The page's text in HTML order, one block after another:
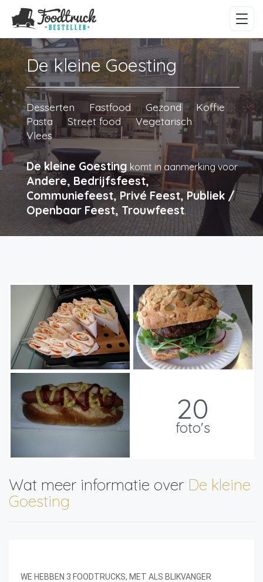
De kleine Goesting
Desserten Fastfood Gezond
Koffie
Pasta
Street food
Vegetarisch
Vlees
De kleine Goesting komt in aanmerking voor
Andere, Bedrijfsfeest,
Communiefeest, Privé Feest, Publiek /
Openbaar Feest, Trouwfeest.
20
foto's
Wat meer informatie over De kleine
Goesting
WE HEBBEN 3 FOODTRUCKS, MET ALS BLIKVANGER